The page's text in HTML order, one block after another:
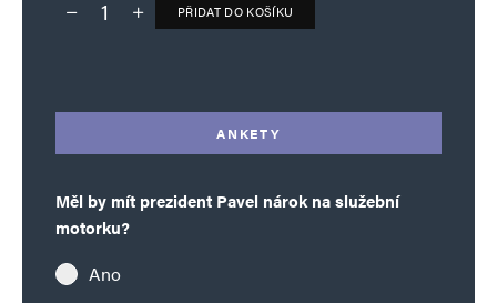
Deník TO – verze bez reklam množství
PŘIDAT DO KOŠÍKU
ANKETY
Měl by mít prezident Pavel nárok na služební
motorku?
Ano